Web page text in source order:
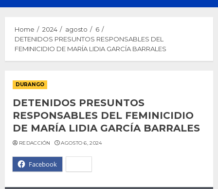
Menu
Home 2024 agosto
6
DETENIDOS PRESUNTOS RESPONSABLES DEL
FEMINICIDIO DE MARÍA LIDIA GARCÍA BARRALES
DURANGO
DETENIDOS PRESUNTOS
RESPONSABLES DEL FEMINICIDIO
DE MARÍA LIDIA GARCÍA BARRALES
Facebook
REDACCIÓN AGOSTO 6, 2024